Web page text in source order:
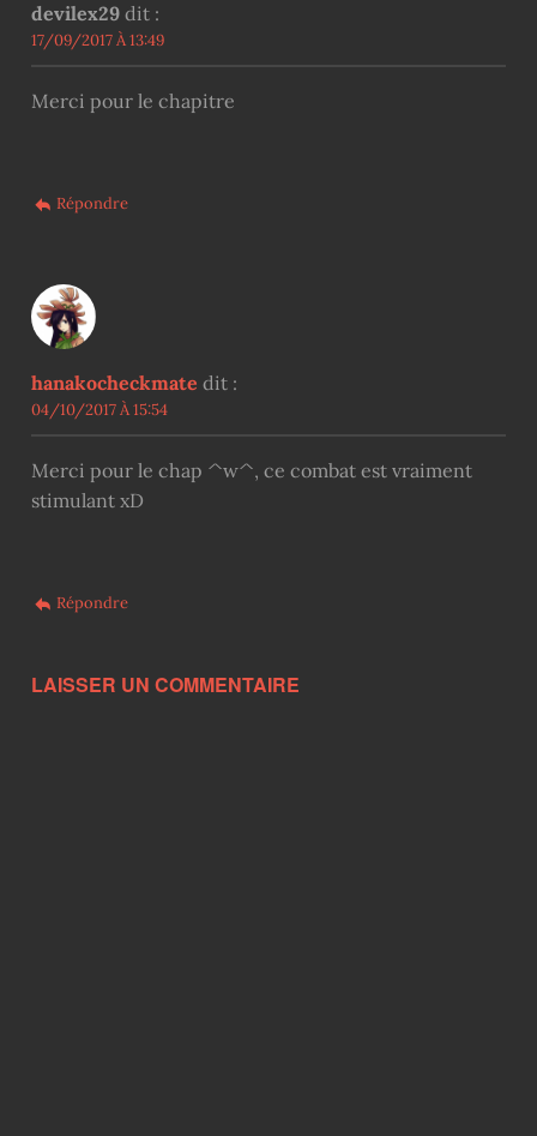
devilex29 dit :
17/09/2017 À 13:49
Merci pour le chapitre
Répondre
hanakocheckmate dit :
04/10/2017 À 15:54
Merci pour le chap ^w^, ce combat est vraiment
stimulant xD
Répondre
LAISSER UN COMMENTAIRE